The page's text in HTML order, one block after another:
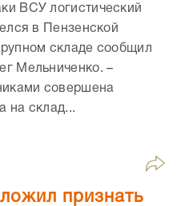
ВСУ логистический
в Пензенской
складе сообщил
Мельниченко. –
совершена
на склад...
признать